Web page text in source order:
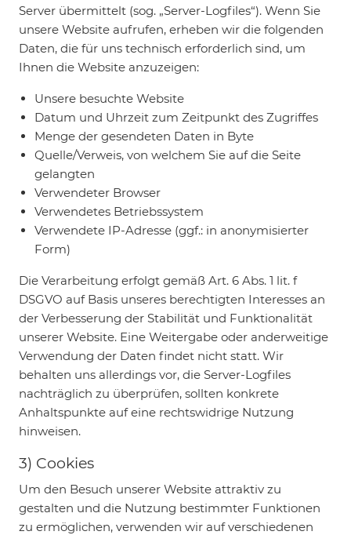
Server übermittelt (sog. „Server-Logfiles“). Wenn Sie
unsere Website aufrufen, erheben wir die folgenden
Daten, die für uns technisch erforderlich sind, um
Ihnen die Website anzuzeigen:
Unsere besuchte Website
Datum und Uhrzeit zum Zeitpunkt des Zugriffes
Menge der gesendeten Daten in Byte
Quelle/Verweis, von welchem Sie auf die Seite
gelangten
Verwendeter Browser
Verwendetes Betriebssystem
Verwendete IP-Adresse (ggf.: in anonymisierter
Form)
Die Verarbeitung erfolgt gemäß Art. 6 Abs. 1 lit. f
DSGVO auf Basis unseres berechtigten Interesses an
der Verbesserung der Stabilität und Funktionalität
unserer Website. Eine Weitergabe oder anderweitige
Verwendung der Daten findet nicht statt. Wir
behalten uns allerdings vor, die Server-Logfiles
nachträglich zu überprüfen, sollten konkrete
Anhaltspunkte auf eine rechtswidrige Nutzung
hinweisen.
3) Cookies
Um den Besuch unserer Website attraktiv zu
gestalten und die Nutzung bestimmter Funktionen
zu ermöglichen, verwenden wir auf verschiedenen